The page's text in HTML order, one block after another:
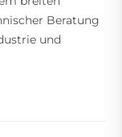
Beratung
und